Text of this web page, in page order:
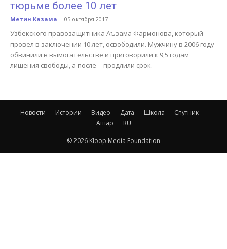
тюрьме более 10 лет
Метин Казама - 05 октября 2017
Узбекского правозащитника Аъзама Фармонова, который
провел в заключении 10 лет, освободили. Мужчину в 2006 году
обвинили в вымогательстве и приговорили к 9,5 годам
лишения свободы, а после -- продлили срок.
Новости Истории Видео Дата Школа
Спутник
Ашар
RU
© 2026 Kloop Media Foundation